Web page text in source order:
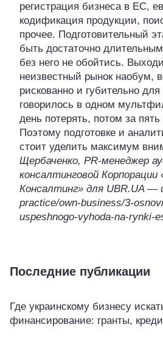
регистрация бизнеса в ЕС,
кодификация продукции,
прочее. Подготовительный
быть достаточно
без него не обойтись.
неизвестный рынок наобум,
рискованно и губительно
говорилось в одном
день потерять, потом за
Поэтому подготовке и
стоит уделить максимум
Щербаченко, PR-менеджер
консалтинговой Корпорации
Консалтинг» для UBR.UA —
practice/own-business/3-
uspeshnogo-vyhoda-na-rynki-
Последние публикации
Где украинскому бизнесу
финансирование: гранты,